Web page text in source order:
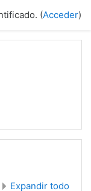
(Acceder)
Expandir todo